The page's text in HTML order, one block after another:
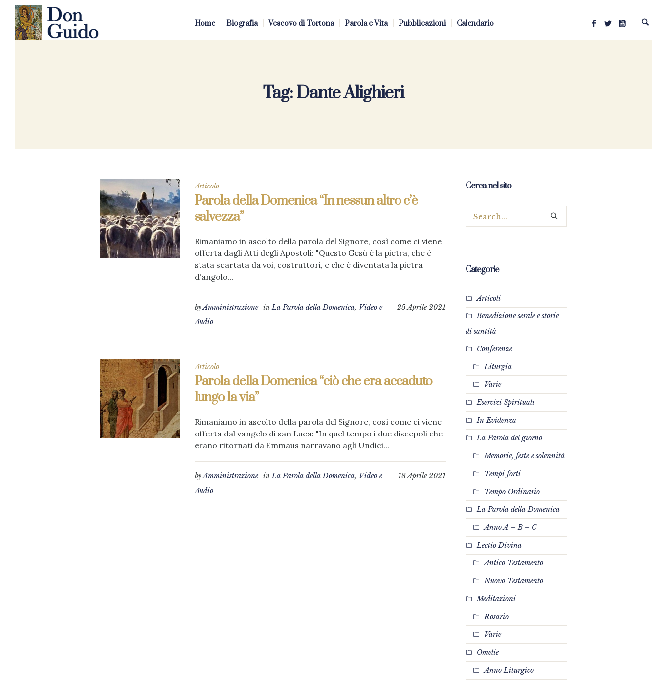
Home Biografia Vescovo di Tortona Parola e Vita Pubblicazioni Calendario
Tag:Dante Alighieri
Articolo
Parola della Domenica “In nessun altro c’è
salvezza”
Rimaniamo in ascolto della parola del Signore, così come ci viene
offerta dagli Atti degli Apostoli: "Questo Gesù è la pietra, che è
stata scartata da voi, costruttori, e che è diventata la pietra
d'angolo...
25 Aprile 2021
byAmministrazione inLa Parola della Domenica, Video e
Audio
Articolo
Parola della Domenica “ciò che era accaduto
lungo la via”
Rimaniamo in ascolto della parola del Signore, così come ci viene
offerta dal vangelo di san Luca: "In quel tempo i due discepoli che
erano ritornati da Emmaus narravano agli Undici...
18 Aprile 2021
byAmministrazione inLa Parola della Domenica, Video e
Audio
Cerca nel sito
Categorie
Articoli
Benedizione serale e storie
di santità
Conferenze
Liturgia
Varie
Esercizi Spirituali
In Evidenza
La Parola del giorno
Memorie, feste e solennità
Tempi forti
Tempo Ordinario
La Parola della Domenica
Anno A – B – C
Lectio Divina
Antico Testamento
Nuovo Testamento
Meditazioni
Rosario
Varie
Omelie
Anno Liturgico